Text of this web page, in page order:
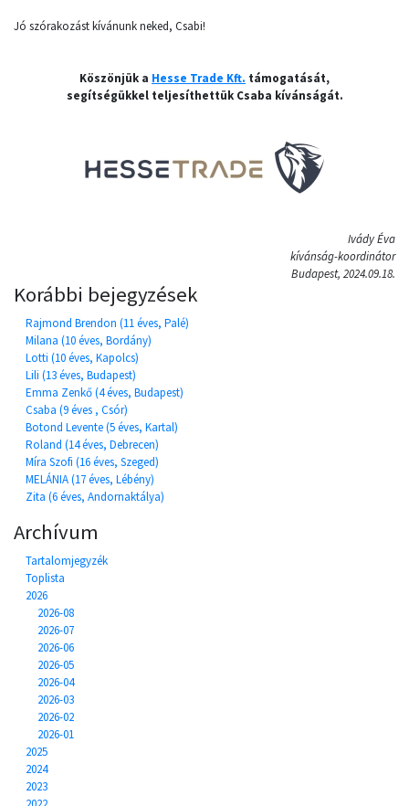
Jó szórakozást kívánunk neked, Csabi!
Köszönjük a Hesse Trade Kft. támogatását,
segítségükkel teljesíthettük Csaba kívánságát.
Ivády Éva
kívánság-koordinátor
Budapest, 2024.09.18.
Korábbi bejegyzések
Rajmond Brendon (11 éves, Palé)
Milana (10 éves, Bordány)
Lotti (10 éves, Kapolcs)
Lili (13 éves, Budapest)
Emma Zenkő (4 éves, Budapest)
Csaba (9 éves , Csór)
Botond Levente (5 éves, Kartal)
Roland (14 éves, Debrecen)
Míra Szofi (16 éves, Szeged)
MELÁNIA (17 éves, Lébény)
Zita (6 éves, Andornaktálya)
Archívum
Tartalomjegyzék
Toplista
2026
2026-08
2026-07
2026-06
2026-05
2026-04
2026-03
2026-02
2026-01
2025
2024
2023